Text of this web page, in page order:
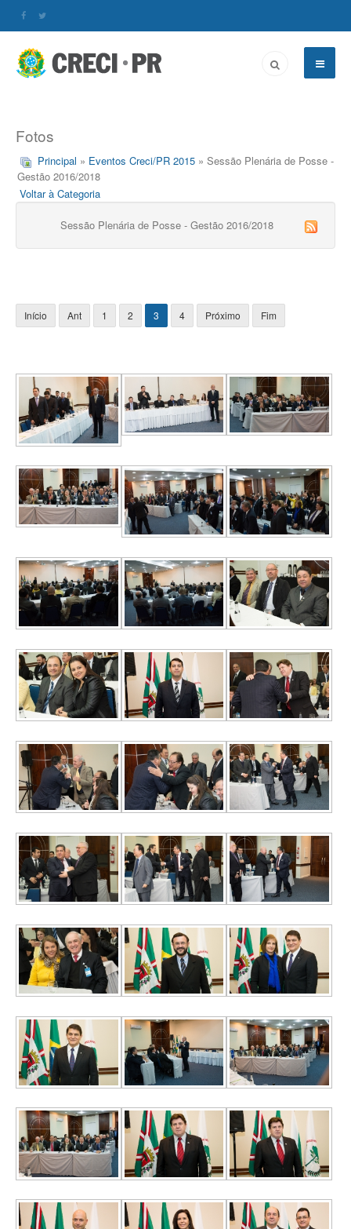
Fotos
Principal » Eventos Creci/PR 2015 » Sessão Plenária de Posse -
Gestão 2016/2018
Voltar à Categoria
Sessão Plenária de Posse - Gestão 2016/2018
Início Ant 1 2 3 4 Próximo Fim